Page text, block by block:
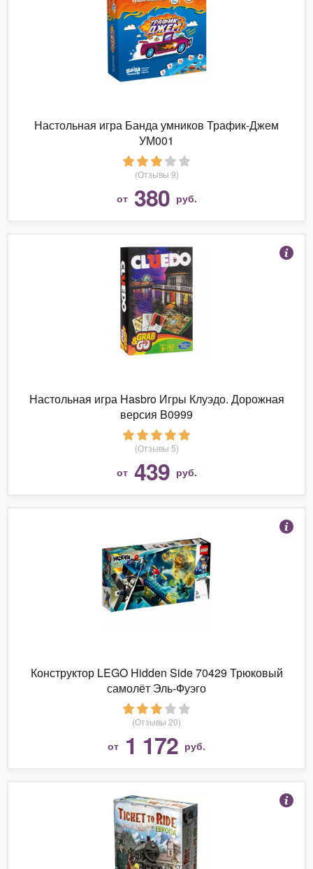
Настольная игра Банда умников Трафик-Джем
УМ001
(Отзывы 9)
от 380 руб.
Настольная игра Hasbro Игры Клуэдо. Дорожная
версия B0999
(Отзывы 5)
от 439 руб.
Конструктор LEGO Hidden Side 70429 Трюковый
самолёт Эль-Фуэго
(Отзывы 20)
от 1 172 руб.